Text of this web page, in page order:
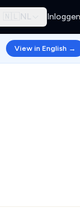
🇳🇱 NL Inloggen
View in English →